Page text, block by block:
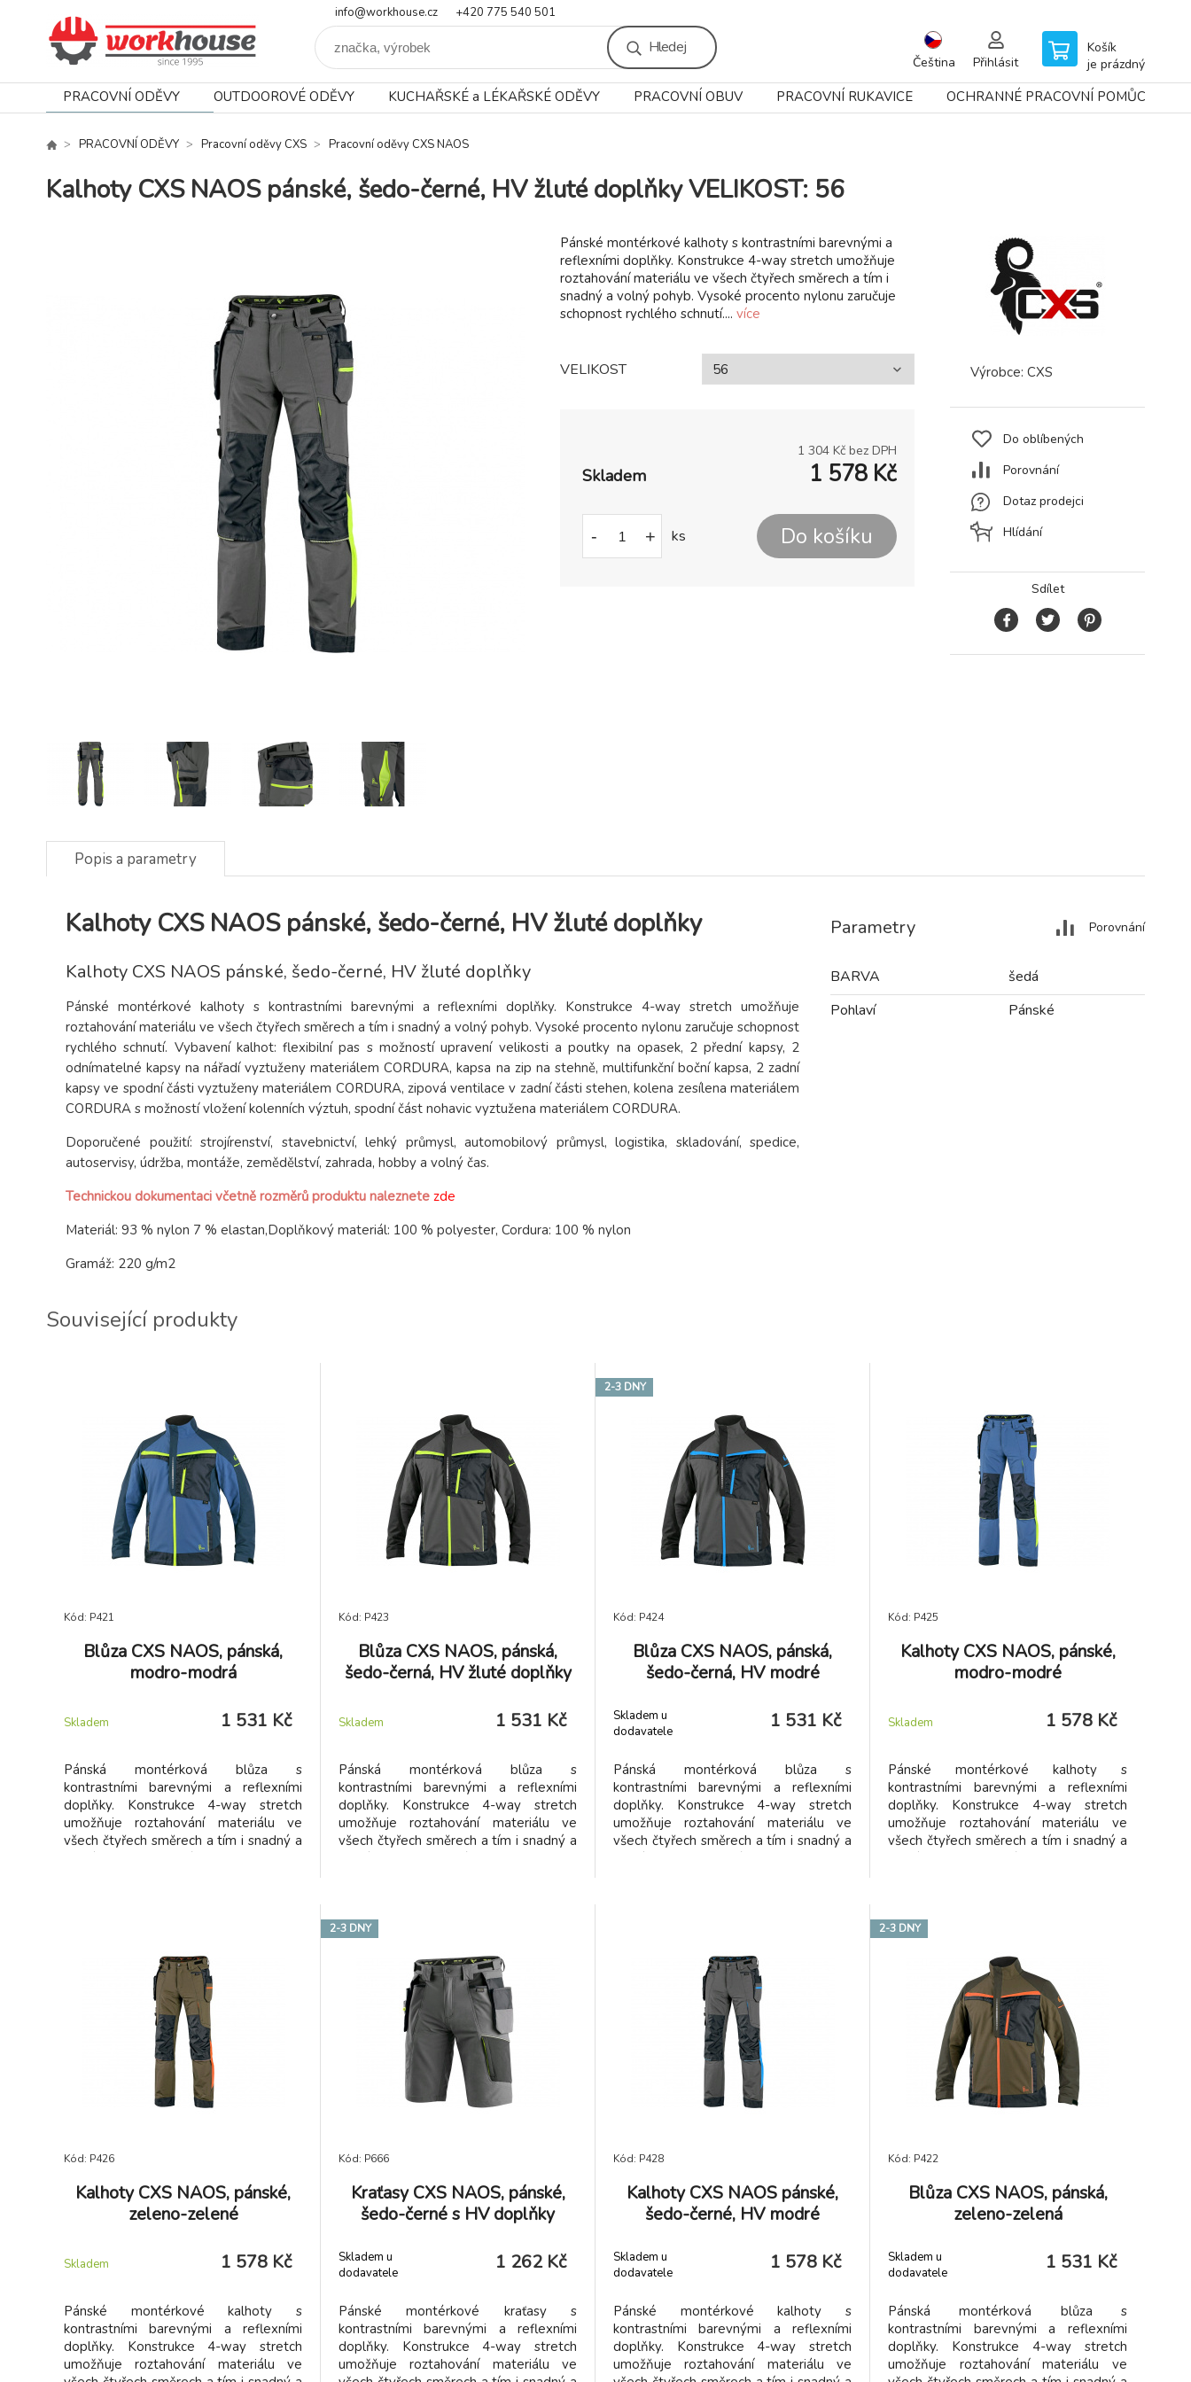
info@workhouse.cz +420 775 540 501
Hledej
Čeština Přihlásit
Košík
je prázdný
PRACOVNÍ ODĚVY OUTDOOROVÉ ODĚVY KUCHAŘSKÉ a LÉKAŘSKÉ ODĚVY PRACOVNÍ OBUV PRACOVNÍ RUKAVICE OCHRANNÉ PRACOVNÍ POMŮCKY
PRACOVNÍ ODĚVY Pracovní oděvy CXS Pracovní oděvy CXS NAOS
Kalhoty CXS NAOS pánské, šedo-černé, HV žluté doplňky VELIKOST: 56
Pánské montérkové kalhoty s kontrastními barevnými a
reflexními doplňky. Konstrukce 4-way stretch umožňuje
roztahování materiálu ve všech čtyřech směrech a tím i
snadný a volný pohyb. Vysoké procento nylonu zaručuje
schopnost rychlého schnutí.... více
VELIKOST
1 304 Kč bez DPH
Skladem 1 578 Kč
- + ks Do košíku
Výrobce: CXS
Do oblíbených
Porovnání
Dotaz prodejci
Hlídání
Sdílet
Popis a parametry
Kalhoty CXS NAOS pánské, šedo-černé, HV žluté doplňky
Kalhoty CXS NAOS pánské, šedo-černé, HV žluté doplňky
Pánské montérkové kalhoty s kontrastními barevnými a reflexními doplňky. Konstrukce 4-way stretch umožňuje
roztahování materiálu ve všech čtyřech směrech a tím i snadný a volný pohyb. Vysoké procento nylonu zaručuje schopnost
rychlého schnutí. Vybavení kalhot: flexibilní pas s možností upravení velikosti a poutky na opasek, 2 přední kapsy, 2
odnímatelné kapsy na nářadí vyztuženy materiálem CORDURA, kapsa na zip na stehně, multifunkční boční kapsa, 2 zadní
kapsy ve spodní části vyztuženy materiálem CORDURA, zipová ventilace v zadní části stehen, kolena zesílena materiálem
CORDURA s možností vložení kolenních výztuh, spodní část nohavic vyztužena materiálem CORDURA.
Doporučené použití: strojírenství, stavebnictví, lehký průmysl, automobilový průmysl, logistika, skladování, spedice,
autoservisy, údržba, montáže, zemědělství, zahrada, hobby a volný čas.
Technickou dokumentaci včetně rozměrů produktu naleznete zde
Materiál: 93 % nylon 7 % elastan,Doplňkový materiál: 100 % polyester, Cordura: 100 % nylon
Gramáž: 220 g/m2
Parametry Porovnání
BARVA
šedá
Pohlaví
Pánské
Související produkty
Kód: P421
Blůza CXS NAOS, pánská,
modro-modrá
Skladem 1 531 Kč
Pánská montérková blůza s
kontrastními barevnými a reflexními
doplňky. Konstrukce 4-way stretch
umožňuje roztahování materiálu ve
všech čtyřech směrech a tím i snadný a
volný pohyb. Vysoké procento nylonu
dvěma skrytými náprsními kapsami na
zip, dvěma bočními kapsami na zip,
tužkovou kapsičkou na levém rukávu,
ventilací v zadní části a bočních částech
pod rukávy, vnitřní kapsou na zip a
síťovou prodyšnou podšívkou.
Doporučené použití: strojírenství,
stavebnictví, lehký průmysl,
automobilový průmysl, logistika,
hobby a volný čas.
Kód: P423
Blůza CXS NAOS, pánská,
šedo-černá, HV žluté doplňky
Skladem 1 531 Kč
Pánská montérková blůza s
kontrastními barevnými a reflexními
doplňky. Konstrukce 4-way stretch
umožňuje roztahování materiálu ve
všech čtyřech směrech a tím i snadný a
volný pohyb. Vysoké procento nylonu
CORDURA, rukávy s nastavitelnou
dvěma skrytými náprsními kapsami na
zip, dvěma bočními kapsami na zip,
tužkovou kapsičkou na levém rukávu,
ventilací v zadní části a bočních částech
pod rukávy, vnitřní kapsou na zip a
síťovou prodyšnou podšívkou.
Doporučené použití: strojírenství,
stavebnictví, lehký průmysl,
automobilový průmysl, logistika,
hobby a volný čas.
2-3 DNY
Kód: P424
Blůza CXS NAOS, pánská,
šedo-černá, HV modré
Skladem u
dodavatele
1 531 Kč
Pánská montérková blůza s
kontrastními barevnými a reflexními
doplňky. Konstrukce 4-way stretch
umožňuje roztahování materiálu ve
všech čtyřech směrech a tím i snadný a
volný pohyb. Vysoké procento nylonu
dvěma skrytými náprsními kapsami na
zip, dvěma bočními kapsami na zip,
tužkovou kapsičkou na levém rukávu,
ventilací v zadní části a bočních částech
pod rukávy, vnitřní kapsou na zip a
síťovou prodyšnou podšívkou.
Doporučené použití: strojírenství,
stavebnictví, lehký průmysl,
automobilový průmysl, logistika,
hobby a volný čas.
Kód: P425
Kalhoty CXS NAOS, pánské,
modro-modré
Skladem 1 578 Kč
Pánské montérkové kalhoty s
kontrastními barevnými a reflexními
doplňky. Konstrukce 4-way stretch
umožňuje roztahování materiálu ve
všech čtyřech směrech a tím i snadný a
volný pohyb. Vysoké procento nylonu
Kód: P426
Kalhoty CXS NAOS, pánské,
zeleno-zelené
Skladem 1 578 Kč
Pánské montérkové kalhoty s
kontrastními barevnými a reflexními
doplňky. Konstrukce 4-way stretch
umožňuje roztahování materiálu ve
2-3 DNY
Kód: P666
Kraťasy CXS NAOS, pánské,
šedo-černé s HV doplňky
Skladem u
dodavatele
1 262 Kč
Pánské montérkové kraťasy s
kontrastními barevnými a reflexními
doplňky. Konstrukce 4-way stretch
umožňuje roztahování materiálu ve
Kód: P428
Kalhoty CXS NAOS pánské,
šedo-černé, HV modré
Skladem u
dodavatele
1 578 Kč
Pánské montérkové kalhoty s
kontrastními barevnými a reflexními
doplňky. Konstrukce 4-way stretch
umožňuje roztahování materiálu ve
2-3 DNY
Kód: P422
Blůza CXS NAOS, pánská,
zeleno-zelená
Skladem u
dodavatele
1 531 Kč
Pánská montérková blůza s
kontrastními barevnými a reflexními
doplňky. Konstrukce 4-way stretch
umožňuje roztahování materiálu ve